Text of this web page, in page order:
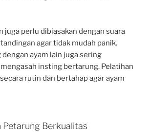
juga perlu dibiasakan dengan suara
agar tidak mudah panik.
ayam lain juga sering
insting bertarung. Pelatihan
rutin dan bertahap agar ayam
Petarung Berkualitas